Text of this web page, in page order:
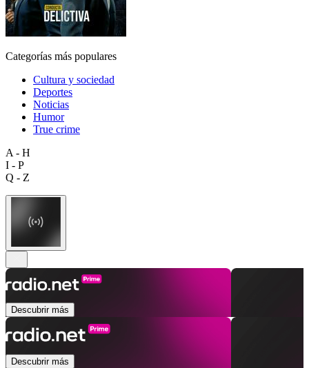
Categorías más populares
Cultura y sociedad
Deportes
Noticias
Humor
True crime
A - H
I - P
Q - Z
Descubrir más
Descubrir más